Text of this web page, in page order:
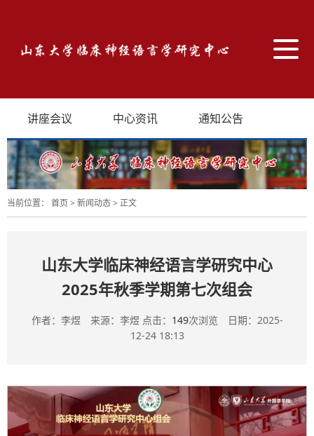
导
航
换
讲座会议
中心资讯 通知公告
当前位置： 首页> 新闻动态> 正文
山东大学临床神经语言学研究中心
2025年秋季学期第七次组会
作者：李煜 来源：李煜 点击： 149次浏览 日期：2025-
12-24 18:13